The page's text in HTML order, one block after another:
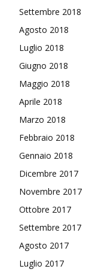
Settembre 2018
Agosto 2018
Luglio 2018
Giugno 2018
Maggio 2018
Aprile 2018
Marzo 2018
Febbraio 2018
Gennaio 2018
Dicembre 2017
Novembre 2017
Ottobre 2017
Settembre 2017
Agosto 2017
Luglio 2017